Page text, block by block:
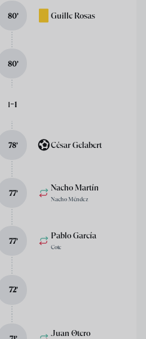
Guille Rosas
80’
80’
1-1
César Gelabert
78’
Nacho Martín
Nacho Méndez
77’
Pablo García
Cote
77’
72’
Juan Otero